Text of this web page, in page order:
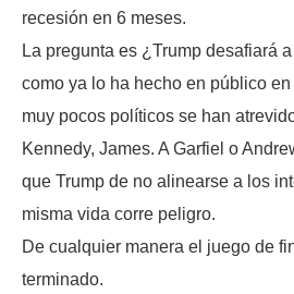
recesión en 6 meses.
La pregunta es ¿Trump desafiará
como ya lo ha hecho en público
muy pocos políticos se han
Kennedy, James. A Garfiel o
que Trump de no alinearse a los
misma vida corre peligro.
De cualquier manera el juego de
terminado.